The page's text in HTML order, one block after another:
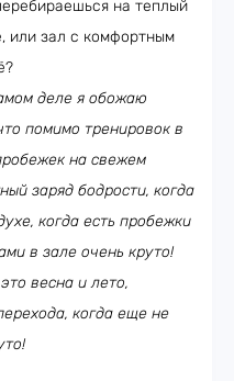
на теплый
или зал с комфортным
деле я обожаю
помимо тренировок в
на свежем
заряд бодрости, когда
когда есть пробежки
в зале очень круто!
весна и лето,
когда еще не